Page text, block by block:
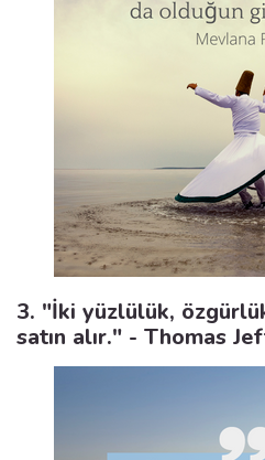
3. "İki yüzlülük,
satın alır." - Thomas